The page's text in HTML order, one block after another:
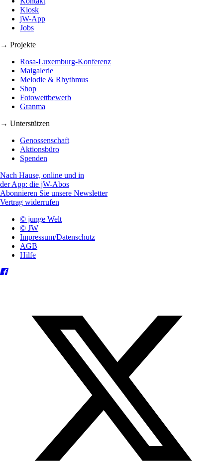
Kiosk
jW-App
Jobs
→ Projekte
Rosa-Luxemburg-Konferenz
Maigalerie
Melodie & Rhythmus
Shop
Fotowettbewerb
Granma
→ Unterstützen
Genossenschaft
Aktionsbüro
Spenden
Nach Hause, online und in
der App: die jW-Abos
Abonnieren Sie unsere Newsletter
Vertrag widerrufen
© junge Welt
© JW
Impressum/Datenschutz
AGB
Hilfe